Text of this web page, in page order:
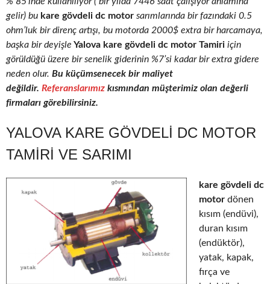
gelir) bu kare gövdeli dc motor sarımlarında bir fazındaki 0.5
ohm’luk bir direnç artışı, bu motorda 2000$ extra bir harcamaya,
başka bir deyişle Yalova kare gövdeli dc motor Tamiri için
görüldüğü üzere bir senelik giderinin %7’si kadar bir extra gidere
neden olur. Bu küçümsenecek bir maliyet
değildir. Referanslarımız kısmından müşterimiz olan değerli
firmaları görebilirsiniz.
YALOVA KARE GÖVDELI DC MOTOR
TAMIRI VE SARIMI
kare gövdeli dc
motor dönen
kısım (endüvi),
duran kısım
(endüktör),
yatak, kapak,
fırça ve